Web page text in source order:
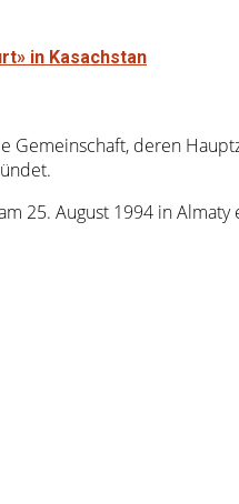
in Kasachstan
deren
25. August 1994 in